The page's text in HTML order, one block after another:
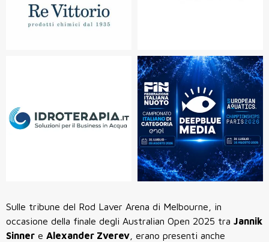
Sulle tribune del Rod Laver Arena di Melbourne, in
occasione della finale degli Australian Open 2025 tra Jannik
Sinner e Alexander Zverev , erano presenti anche